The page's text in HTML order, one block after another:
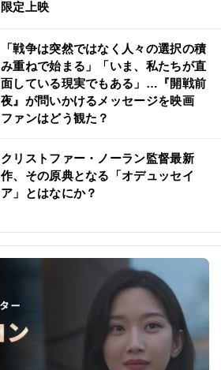
限定上映
「戦争は突然ではなく人々の選択の積
み重ねで始まる」「いま、私たちが直
面している現実でもある」…『開戦前
夜』が問いかけるメッセージを映画
ファンはどう観た？
クリストファー・ノーラン監督最新
作、その原典となる「オデュッセイ
ア」とはなにか？